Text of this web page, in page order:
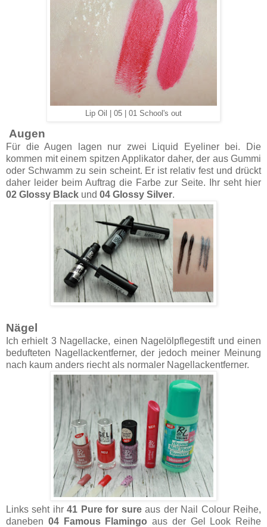
Lip Oil | 05 | 01 School's out
Augen
Für die Augen lagen nur zwei Liquid Eyeliner bei. Die
kommen mit einem spitzen Applikator daher, der aus Gummi
oder Schwamm zu sein scheint. Er ist relativ fest und drückt
daher leider beim Auftrag die Farbe zur Seite. Ihr seht hier
02 Glossy Black und 04 Glossy Silver.
Nägel
Ich erhielt 3 Nagellacke, einen Nagelölpflegestift und einen
bedufteten Nagellackentferner, der jedoch meiner Meinung
nach kaum anders riecht als normaler Nagellackentferner.
Links seht ihr41 Pure for sureaus der Nail Colour Reihe,
daneben 04 Famous Flamingo aus der Gel Look Reihe